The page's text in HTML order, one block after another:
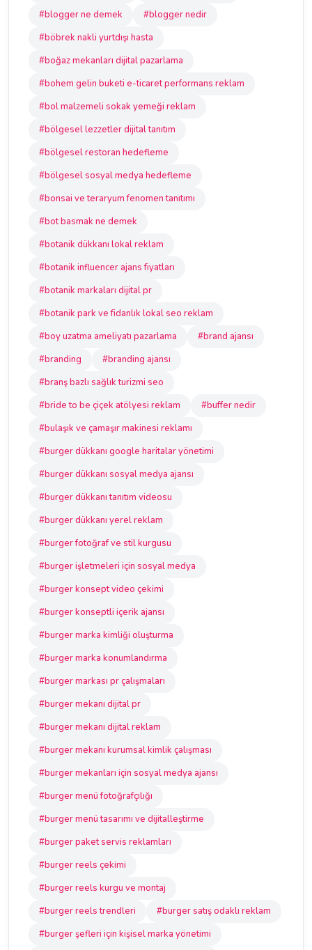
#blogger ne demek
#blogger nedir
#böbrek nakli yurtdışı hasta
#boğaz mekanları dijital pazarlama
#bohem gelin buketi e-ticaret performans reklam
#bol malzemeli sokak yemeği reklam
#bölgesel lezzetler dijital tanıtım
#bölgesel restoran hedefleme
#bölgesel sosyal medya hedefleme
#bonsai ve teraryum fenomen tanıtımı
#bot basmak ne demek
#botanik dükkanı lokal reklam
#botanik influencer ajans fiyatları
#botanik markaları dijital pr
#botanik park ve fidanlık lokal seo reklam
#boy uzatma ameliyatı pazarlama
#brand ajansı
#branding
#branding ajansı
#branş bazlı sağlık turizmi seo
#bride to be çiçek atölyesi reklam
#buffer nedir
#bulaşık ve çamaşır makinesi reklamı
#burger dükkanı google haritalar yönetimi
#burger dükkanı sosyal medya ajansı
#burger dükkanı tanıtım videosu
#burger dükkanı yerel reklam
#burger fotoğraf ve stil kurgusu
#burger işletmeleri için sosyal medya
#burger konsept video çekimi
#burger konseptli içerik ajansı
#burger marka kimliği oluşturma
#burger marka konumlandırma
#burger markası pr çalışmaları
#burger mekanı dijital pr
#burger mekanı dijital reklam
#burger mekanı kurumsal kimlik çalışması
#burger mekanları için sosyal medya ajansı
#burger menü fotoğrafçılığı
#burger menü tasarımı ve dijitalleştirme
#burger paket servis reklamları
#burger reels çekimi
#burger reels kurgu ve montaj
#burger reels trendleri
#burger satış odaklı reklam
#burger şefleri için kişisel marka yönetimi